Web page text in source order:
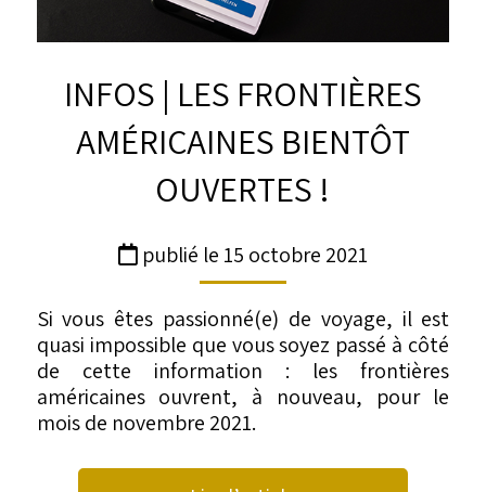
INFOS | LES FRONTIÈRES
AMÉRICAINES BIENTÔT
OUVERTES !
publié le 15 octobre 2021
Si vous êtes passionné(e) de voyage, il est
quasi impossible que vous soyez passé à côté
de cette information : les frontières
américaines ouvrent, à nouveau, pour le
mois de novembre 2021.